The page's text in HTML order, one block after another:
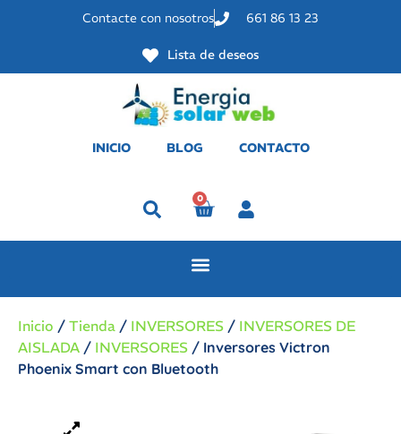
Contacte con nosotros 661 86 13 23
Lista de deseos
INICIO BLOG CONTACTO
0
Inicio / Tienda / INVERSORES / INVERSORES DE
AISLADA / INVERSORES / Inversores Victron
Phoenix Smart con Bluetooth